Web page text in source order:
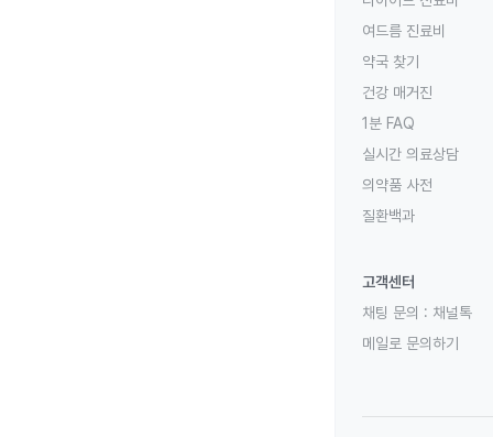
여드름 진료비
약국 찾기
건강 매거진
1분 FAQ
실시간 의료상담
의약품 사전
질환백과
고객센터
채팅 문의 : 채널톡
메일로 문의하기